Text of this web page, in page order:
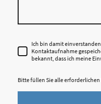
Ich bin damit
Kontaktaufnahme
bekannt, dass ich meine
Bitte füllen Sie alle erforderlichen